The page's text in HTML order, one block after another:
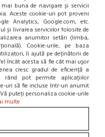
buna de navigare și servicii
Aceste cookie-uri pot proveni
Analytics, Google.com, etc.
și livrarea serviciilor folosite de
anumitor setări (limba,
Cookie-urile, pe baza
îi ajută pe deținătorii de
încât acesta să fie cât mai ușor
cresc gradul de eficiență a
pot permite aplicațiilor
uri să fie incluse într-un anumit
puteți personaliza cookie-urile
multe
326
Bl A4, parter